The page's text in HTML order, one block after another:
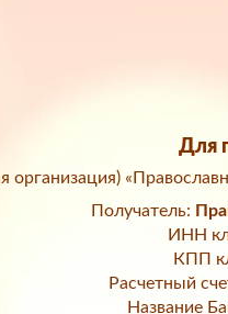
Для
Получатель:
ИНН
КПП
Расчетный
Название